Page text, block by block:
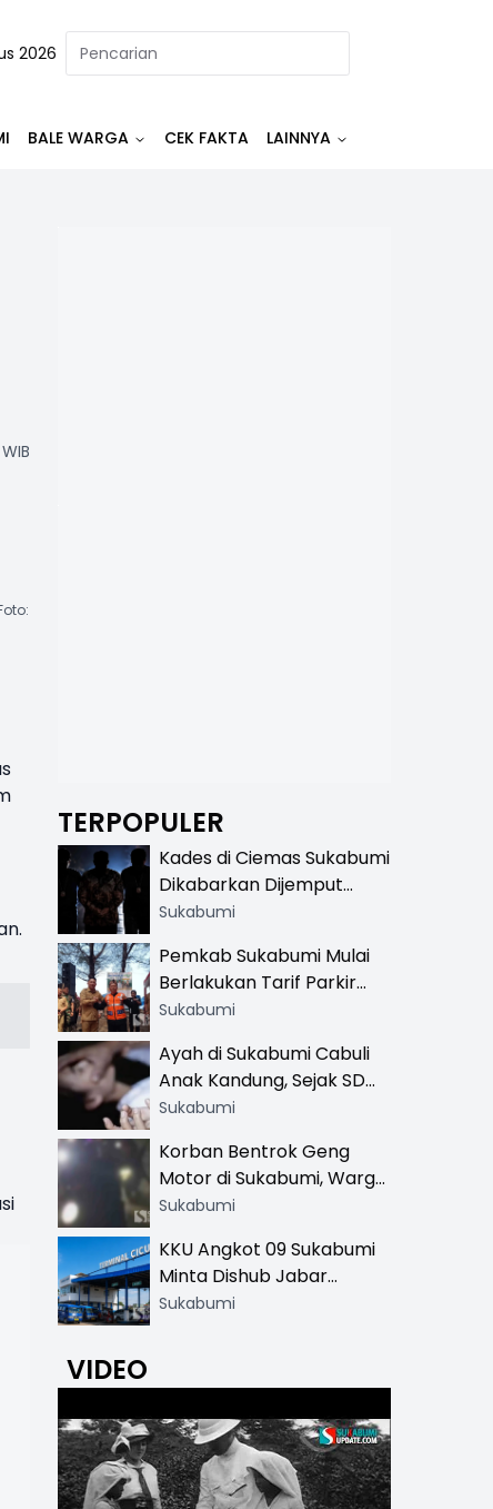
2026
BALE WARGA CEK FAKTA LAINNYA
TERPOPULER
Kades di Ciemas Sukabumi
Dikabarkan Dijemput
Satnarkoba, Polisi
Sukabumi
Pemkab Sukabumi Mulai
Berlakukan Tarif Parkir
Resmi di 13 Lokasi Wisata,
Khusus
Sukabumi
Ayah di Sukabumi Cabuli
Anak Kandung, Sejak SD
Hingga SMA
Sukabumi
Korban Bentrok Geng
Motor di Sukabumi, Warga
dan Sopir Tangki
Sukabumi
KKU Angkot 09 Sukabumi
Minta Dishub Jabar
Tertibkan Trayek Ciawi-
Sukabumi
VIDEO